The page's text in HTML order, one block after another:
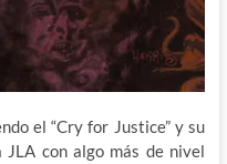
el “Cry for Justice” y su
con algo más de nivel